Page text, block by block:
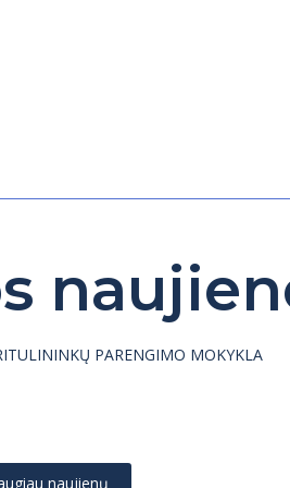
PARENGIMO MOKYKLA
naujienų